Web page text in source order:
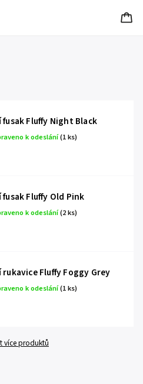
fusak Fluffy Night Black
k odeslání(1 ks)
Fluffy Old Pink
k odeslání(2 ks)
rukavice Fluffy Foggy Grey
k odeslání(1 ks)
více produktů